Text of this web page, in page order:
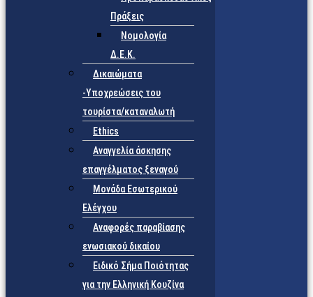
Πράξεις
Νομολογία
Δ.Ε.Κ.
Δικαιώματα
-Υποχρεώσεις του
τουρίστα/καταναλωτή
Ethics
Αναγγελία άσκησης
επαγγέλματος ξεναγού
Μονάδα Εσωτερικού
Ελέγχου
Αναφορές παραβίασης
ενωσιακού δικαίου
Ειδικό Σήμα Ποιότητας
για την Ελληνική Κουζίνα